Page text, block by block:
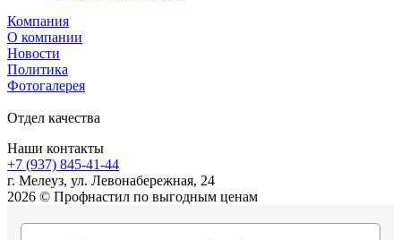
Компания
О компании
Новости
Политика
Фотогалерея
Отдел качества
Наши контакты
+7 (937) 845-41-44
г. Мелеуз, ул. Левонабережная, 24
2026 © Профнастил по выгодным ценам